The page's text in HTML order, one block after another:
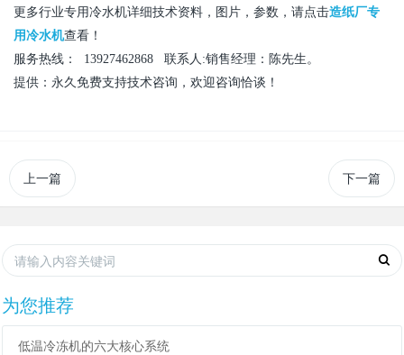
更多行业专用冷水机详细技术资料，图片，参数，请点击造纸厂专
用冷水机查看 ！
服务热线：
13927462868 联系人 :销售经理：陈先生。
提供：永久免费支持技术咨询，欢迎咨询恰谈！
上一篇 下一篇
为您推荐
低温冷冻机的六大核心系统